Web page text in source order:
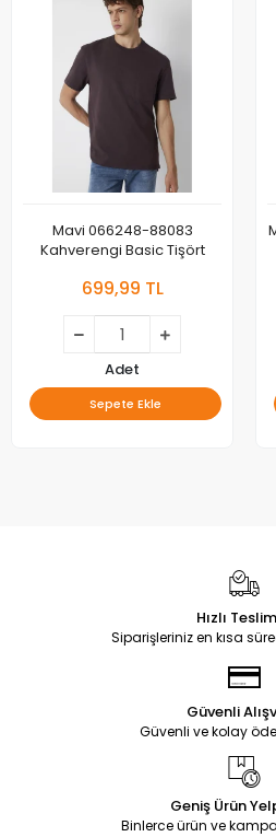
Mavi 066248-88083
Kahverengi Basic Tişört
699,99 TL
Adet
Sepete Ekle
Hızlı
Siparişleriniz en kısa
Güvenli
Güvenli ve kolay
Geniş Ürün
Binlerce ürün ve